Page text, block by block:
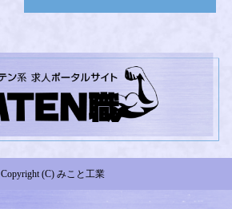
Copyright (C) みこと工業